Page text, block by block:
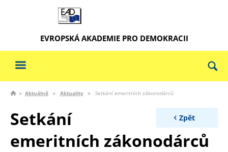
EVROPSKÁ AKADEMIE PRO DEMOKRACII
Aktuálně Aktuality Setkání emeritních zákonodárců
Zpět
Setkání
emeritních zákonodárců